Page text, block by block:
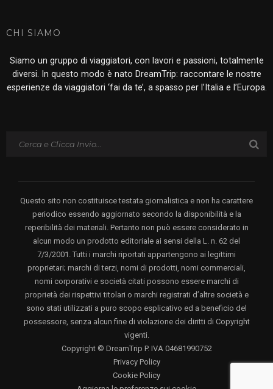
CHI SIAMO
Siamo un gruppo di viaggiatori, con lavori e passioni, totalmente
diversi. In questo modo è nato DreamTrip: raccontare le nostre
esperienze da viaggiatori ‘fai da te’, a spasso per l’Italia e l’Europa.
Questo sito non costituisce testata giornalistica e non ha carattere
periodico essendo aggiornato secondo la disponibilità e la
reperibilità dei materiali. Pertanto non può essere considerato in
alcun modo un prodotto editoriale ai sensi della L. n. 62 del
7/3/2001. Tutti i marchi riportati appartengono ai legittimi
proprietari; marchi di terzi, nomi di prodotti, nomi commerciali,
nomi corporativi e società citati possono essere marchi di
proprietà dei rispettivi titolari o marchi registrati d’altre società e
sono stati utilizzati a puro scopo esplicativo ed a beneficio del
possessore, senza alcun fine di violazione dei diritti di Copyright
vigenti.
Copyright © DreamTrip P. IVA 04681990752
Privacy Policy
Cookie Policy